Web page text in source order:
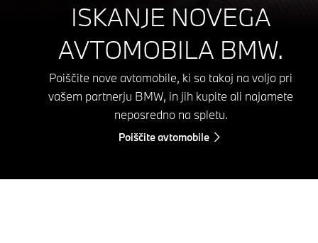
ISKANJE NOVEGA
AVTOMOBILA BMW.
Poiščite nove avtomobile, ki so takoj na voljo pri
vašem partnerju BMW, in jih kupite ali najamete
neposredno na spletu.
Poiščite avtomobile